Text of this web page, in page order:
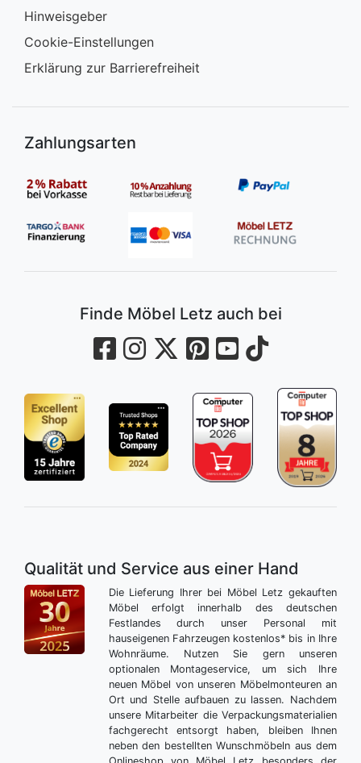
Hinweisgeber
Cookie-Einstellungen
Erklärung zur Barrierefreiheit
Zahlungsarten
Finde Möbel Letz auch bei
Qualität und Service aus einer Hand
Die Lieferung Ihrer bei Möbel Letz gekauften
Möbel erfolgt innerhalb des deutschen
Festlandes durch unser Personal mit
hauseigenen Fahrzeugen kostenlos* bis in Ihre
Wohnräume. Nutzen Sie gern unseren
optionalen Montageservice, um sich Ihre
neuen Möbel von unseren Möbelmonteuren an
Ort und Stelle aufbauen zu lassen. Nachdem
unsere Mitarbeiter die Verpackungsmaterialien
fachgerecht entsorgt haben, bleiben Ihnen
neben den bestellten Wunschmöbeln aus dem